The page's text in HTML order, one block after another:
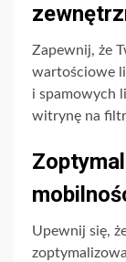
Zapewnij, że
wartościowe
i spamowych
witrynę na
Upewnij się,